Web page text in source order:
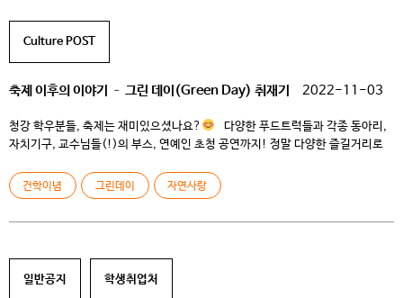
Culture POST
축제 이후의 이야기 – 그린 데이(Green Day) 취재기 2022-11-03
청강 학우분들, 축제는 재미있으셨나요?
다양한 푸드트럭들과 각종 동아리,
자치기구, 교수님들(!)의 부스, 연예인 초청 공연까지! 정말 다양한 즐길거리로
보냈습니다. 이런 축제 뒤에는 항상 수많은 쓰레기가 남곤 하는데요. 축제
다음날, 청강대의 모습은 놀랍도록 깔끔했습니다. 모르는 사람이 보면 전날
건학이념 그린데이 자연사랑
일반공지 학생취업처